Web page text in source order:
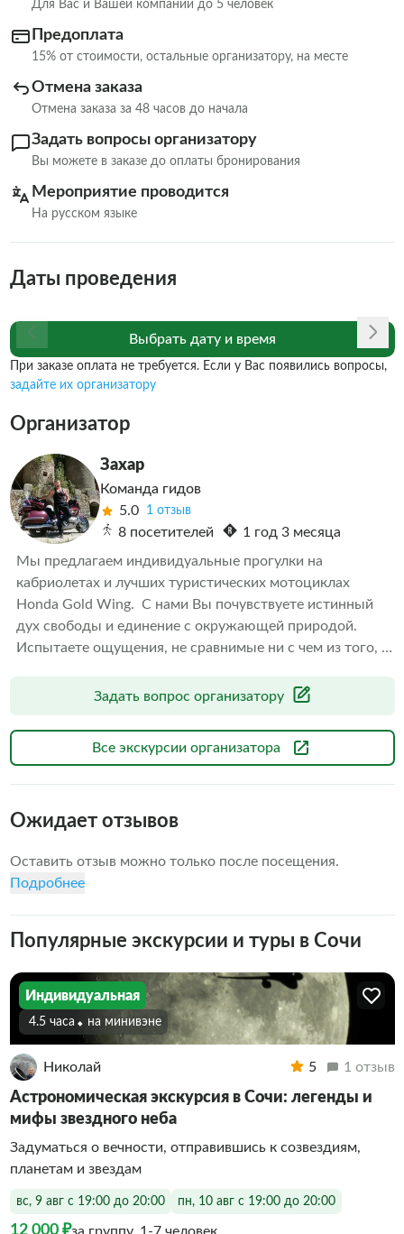
Для Вас и Вашей компании до 5 человек
Предоплата
15% от стоимости, остальные организатору, на месте
Отмена заказа
Отмена заказа за 48 часов до начала
Задать вопросы организатору
Вы можете в заказе до оплаты бронирования
Мероприятие проводится
На русском языке
Даты проведения
Выбрать дату и время
При заказе оплата не требуется. Если у Вас появились вопросы,
задайте их организатору
Организатор
Захар
Команда гидов
5.0
1 отзыв
8 посетителей
1 год 3 месяца
Мы предлагаем индивидуальные прогулки на
кабриолетах и лучших туристических мотоциклах
Honda Gold Wing.  С нами Вы почувствуете истинный
дух свободы и единение с окружающей природой.
Испытаете ощущения, не сравнимые ни с чем из того,
Задать вопрос организатору
Все экскурсии организатора
Ожидает отзывов
Оставить отзыв можно только после посещения.
Подробнее
Популярные экскурсии и туры в Сочи
Индивидуальная
4.5 часа На минивэне
Николай 5 1 отзыв
Астрономическая экскурсия в Сочи: легенды и
мифы звездного неба
Задуматься о вечности, отправившись к созвездиям,
планетам и звездам
вс, 9 авг с 19:00 до 20:00 пн, 10 авг с 19:00 до 20:00
12 000 ₽за группу, 1-7 человек